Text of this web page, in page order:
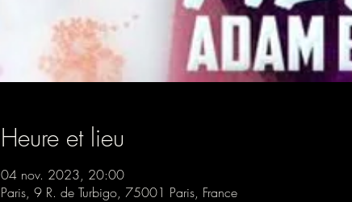
Heure et lieu
04 nov. 2023, 20:00
Paris, 9 R. de Turbigo, 75001 Paris, France